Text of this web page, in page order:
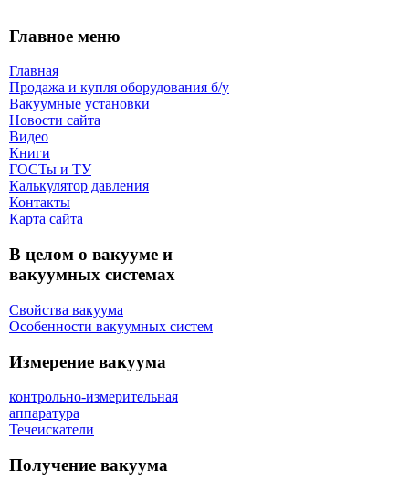
Главное меню
Главная
Продажа и купля оборудования б/y
Вакуумные установки
Новости сайта
Видео
Книги
ГОСТы и ТУ
Калькулятор давления
Контакты
Карта сaйта
В целом о вакууме и
вакуумных системах
Свойства вакуума
Особенности вакуумных систем
Измерение вакуума
контрольно-измерительная
аппаратура
Течеискатели
Получение вакуума